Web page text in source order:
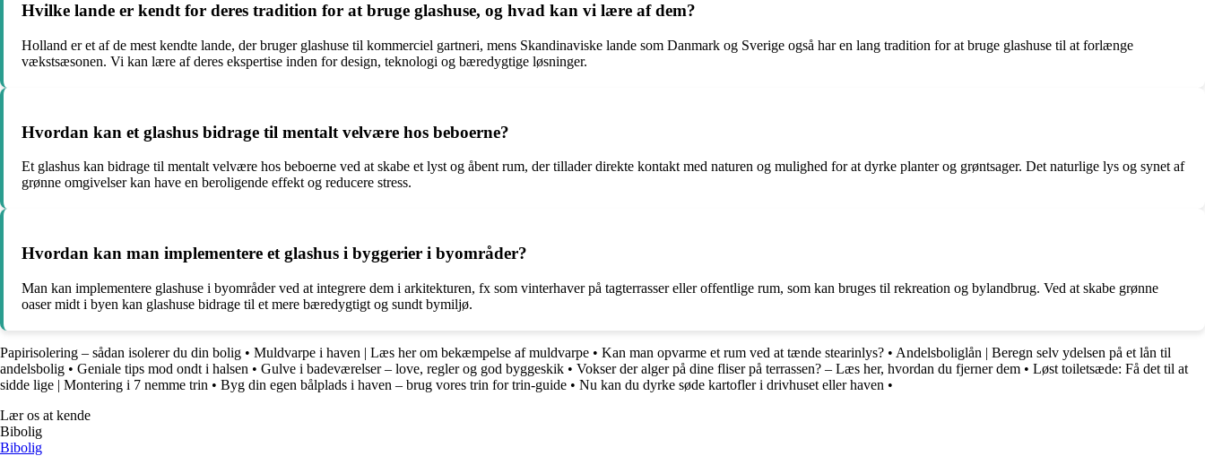
Hvilke lande er kendt for deres tradition for at bruge glashuse, og hvad kan vi lære af dem?
Holland er et af de mest kendte lande, der bruger glashuse til kommerciel gartneri, mens Skandinaviske lande som Danmark og Sverige også har en lang tradition for at bruge glashuse til at forlænge
vækstsæsonen. Vi kan lære af deres ekspertise inden for design, teknologi og bæredygtige løsninger.
Hvordan kan et glashus bidrage til mentalt velvære hos beboerne?
Et glashus kan bidrage til mentalt velvære hos beboerne ved at skabe et lyst og åbent rum, der tillader direkte kontakt med naturen og mulighed for at dyrke planter og grøntsager. Det naturlige lys og synet af
grønne omgivelser kan have en beroligende effekt og reducere stress.
Hvordan kan man implementere et glashus i byggerier i byområder?
Man kan implementere glashuse i byområder ved at integrere dem i arkitekturen, fx som vinterhaver på tagterrasser eller offentlige rum, som kan bruges til rekreation og bylandbrug. Ved at skabe grønne
oaser midt i byen kan glashuse bidrage til et mere bæredygtigt og sundt bymiljø.
Papirisolering – sådan isolerer du din bolig • Muldvarpe i haven | Læs her om bekæmpelse af muldvarpe • Kan man opvarme et rum ved at tænde stearinlys? • Andelsboliglån | Beregn selv ydelsen på et lån til
andelsbolig • Geniale tips mod ondt i halsen • Gulve i badeværelser – love, regler og god byggeskik • Vokser der alger på dine fliser på terrassen? – Læs her, hvordan du fjerner dem • Løst toiletsæde: Få det til at
sidde lige | Montering i 7 nemme trin • Byg din egen bålplads i haven – brug vores trin for trin-guide • Nu kan du dyrke søde kartofler i drivhuset eller haven •
Lær os at kende
Bibolig
Bibolig